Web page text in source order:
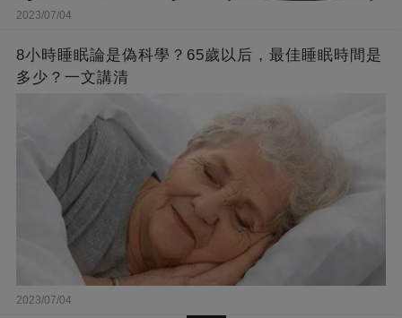
2023/07/04
8小時睡眠論是偽科學？65歲以后，最佳睡眠時間是
多少？一文講清
2023/07/04